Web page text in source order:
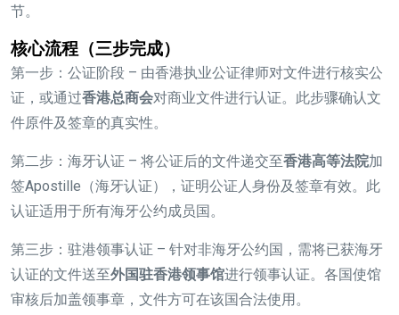
节。
核心流程（三步完成）
第一步：公证阶段 – 由香港执业公证律师对文件进行核实公
证，或通过香港总商会对商业文件进行认证。此步骤确认文
件原件及签章的真实性。
第二步：海牙认证 – 将公证后的文件递交至香港高等法院加
签Apostille（海牙认证），证明公证人身份及签章有效。此
认证适用于所有海牙公约成员国。
第三步：驻港领事认证 – 针对非海牙公约国，需将已获海牙
认证的文件送至外国驻香港领事馆进行领事认证。各国使馆
审核后加盖领事章，文件方可在该国合法使用。